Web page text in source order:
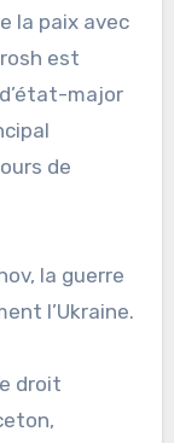
la paix avec
est
major
de
la guerre
l’Ukraine.
droit